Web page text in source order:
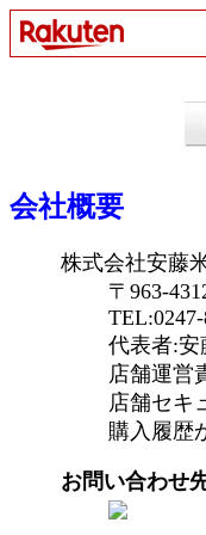
会社概要
株式会社安藤
〒963-
代表者:安
店舗運営
店舗セキ
購入履歴
お問い合わせ